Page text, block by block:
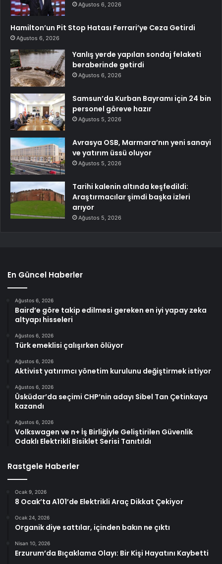
Ağustos 6, 2026
Hamilton’un Pit Stop Hatası Ferrari’ye Ceza Getirdi
Ağustos 6, 2026
Yanlış yerde yapılan sondaj felaketi
beraberinde getirdi
Ağustos 6, 2026
Samsun’da Kurban Bayramı için 24 bin
personel göreve hazır
Ağustos 5, 2026
Avrasya OSB, Marmara’nın yeni sanayi
ve yatırım üssü oluyor
Ağustos 5, 2026
Tarihi kalenin altında keşfedildi:
Araştırmacılar şimdi başka izleri
arıyor
Ağustos 5, 2026
En Güncel Haberler
Ağustos 6, 2026
Baird’e göre takip edilmesi gereken en iyi yapay zeka
altyapı hisseleri
Ağustos 6, 2026
Türk emeklisi çalışırken ölüyor
Ağustos 6, 2026
Aktivist yatırımcı yönetim kurulunu değiştirmek istiyor
Ağustos 6, 2026
Üsküdar’da seçimi CHP’nin adayı Sibel Tan Çetinkaya
kazandı
Ağustos 6, 2026
Volkswagen ve n+ İş Birliğiyle Geliştirilen Güvenlik
Odaklı Elektrikli Bisiklet Serisi Tanıtıldı
Rastgele Haberler
Ocak 9, 2026
8 Ocak’ta A101’de Elektrikli Araç Dikkat Çekiyor
Ocak 24, 2026
Organik diye sattılar, içinden bakın ne çıktı
Nisan 10, 2026
Erzurum’da Bıçaklama Olayı: Bir Kişi Hayatını Kaybetti